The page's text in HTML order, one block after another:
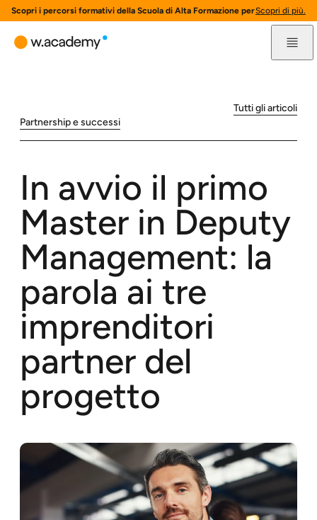
Scopri i percorsi formativi della Scuola di Alta Formazione per l'innovazione
Scopri di più.
Partnership e successi
Tutti gli articoli
In avvio il primo
Master in Deputy
Management: la
parola ai tre
imprenditori
partner del
progetto